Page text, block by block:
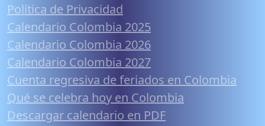
Política de Privacidad
Calendario Colombia 2025
Calendario Colombia 2026
Calendario Colombia 2027
Cuenta regresiva de feriados en Colombia
Qué se celebra hoy en Colombia
Descargar calendario en PDF